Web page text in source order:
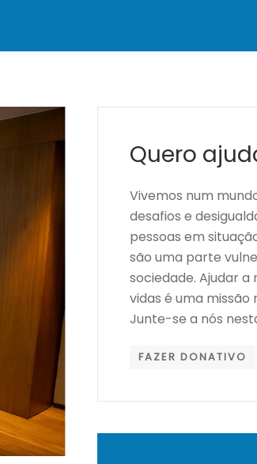
Quero
Vivemos num
desafios e
pessoas em
são uma parte
sociedade. Ajudar a
vidas é uma
Junte-se a nós
FAZER DONATIVO